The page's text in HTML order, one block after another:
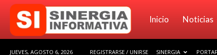
Sinergia
Inicio Noticias
JUEVES, AGOSTO 6, 2026 REGISTRARSE / UNIRSE SINERGIA